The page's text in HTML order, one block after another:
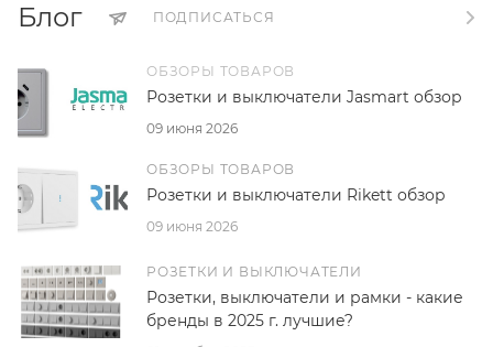
Блог ПОДПИСАТЬСЯ
ОБЗОРЫ ТОВАРОВ
09 июня 2026
Розетки и выключатели Jasmart обзор
ОБЗОРЫ ТОВАРОВ
09 июня 2026
Розетки и выключатели Rikett обзор
РОЗЕТКИ И ВЫКЛЮЧАТЕЛИ
Розетки, выключатели и рамки - какие
бренды в 2025 г. лучшие?